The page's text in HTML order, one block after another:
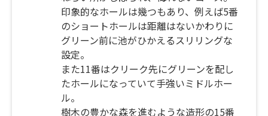
印象的なホールは幾つもあり、例えば5番
のショートホールは距離はないかわりに
グリーン前に池がひかえるスリリングな
設定。
また11番はクリーク先にグリーンを配し
たホールになっていて手強いミドルホー
ル。
樹木の豊かな森を進むような造形の15番